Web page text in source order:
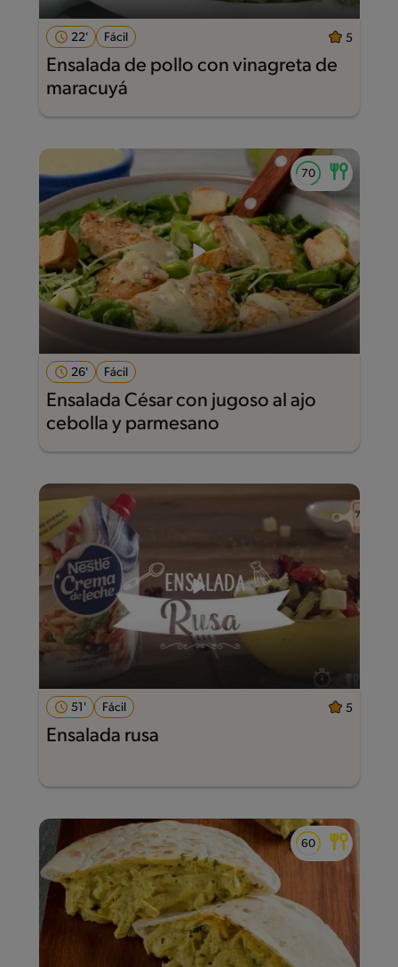
22' Fácil 5
Ensalada de pollo con vinagreta de
maracuyá
26' Fácil
Ensalada César con jugoso al ajo
cebolla y parmesano
51' Fácil 5
Ensalada rusa